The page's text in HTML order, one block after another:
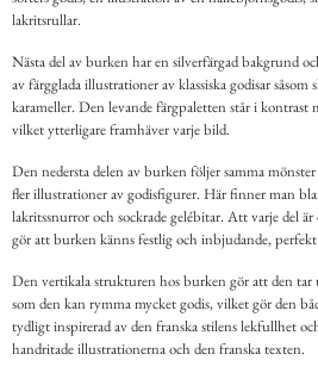
lakritsrullar.
Nästa del av burken har en silverfärgad bakgrund
av färgglada illustrationer av klassiska godisar
karameller. Den levande färgpaletten står i kontrast
vilket ytterligare framhäver varje bild.
Den nedersta delen av burken följer samma
fler illustrationer av godisfigurer. Här finner man
lakritssnurror och sockrade gelébitar. Att varje del är
gör att burken känns festlig och inbjudande, perfekt
Den vertikala strukturen hos burken gör att den
som den kan rymma mycket godis, vilket gör den
tydligt inspirerad av den franska stilens lekfullhet
handritade illustrationerna och den franska texten.